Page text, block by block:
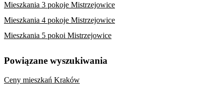
Mieszkania 3 pokoje Mistrzejowice
Mieszkania 4 pokoje Mistrzejowice
Mieszkania 5 pokoi Mistrzejowice
Powiązane wyszukiwania
Ceny mieszkań Kraków